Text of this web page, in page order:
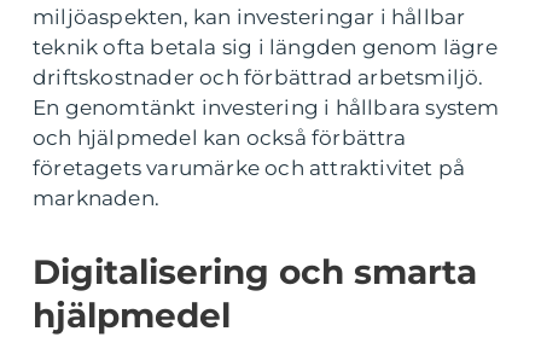
miljöaspekten, kan investeringar i hållbar
teknik ofta betala sig i längden genom lägre
driftskostnader och förbättrad arbetsmiljö.
En genomtänkt investering i hållbara system
och hjälpmedel kan också förbättra
företagets varumärke och attraktivitet på
marknaden.
Digitalisering och smarta
hjälpmedel